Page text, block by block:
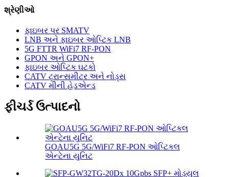
શ્રેણીઓ
ફાઇબર પર SMATV
LNB અને ફાઇબર ઓપ્ટિક LNB
5G FTTR WiFi7 RF-PON
GPON અને GPON+
ફાઇબર ઓપ્ટિક ઘટકો
CATV ટ્રાન્સમીટર અને નોડ્સ
CATV મીની હેડએન્ડ
ફીચર્ડ ઉત્પાદનો
GOAU5G 5G/WiFi7 RF-PON ઓપ્ટિકલ
એન્ટેના યુનિટ